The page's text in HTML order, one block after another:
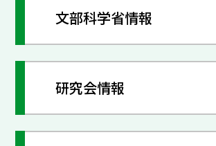
文部科学省情報
研究会情報